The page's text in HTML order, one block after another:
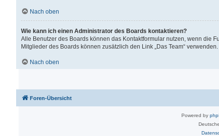
Nach oben
Wie kann ich einen Administrator des Boards kontaktieren?
Alle Benutzer des Boards können das Kontaktformular nutzen, wenn die
Mitglieder des Boards können zusätzlich den Link „Das Team“ verwenden.
Nach oben
Foren-Übersicht
Powered by